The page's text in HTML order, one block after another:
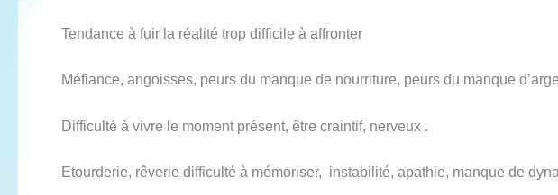
Tendance à fuir la réalité trop difficile à affronter
Méfiance, angoisses, peurs du manque de nourriture, peurs du manque
Difficulté à vivre le moment présent, être craintif, nerveux .
Etourderie, rêverie difficulté à mémoriser, instabilité, apathie, manque de